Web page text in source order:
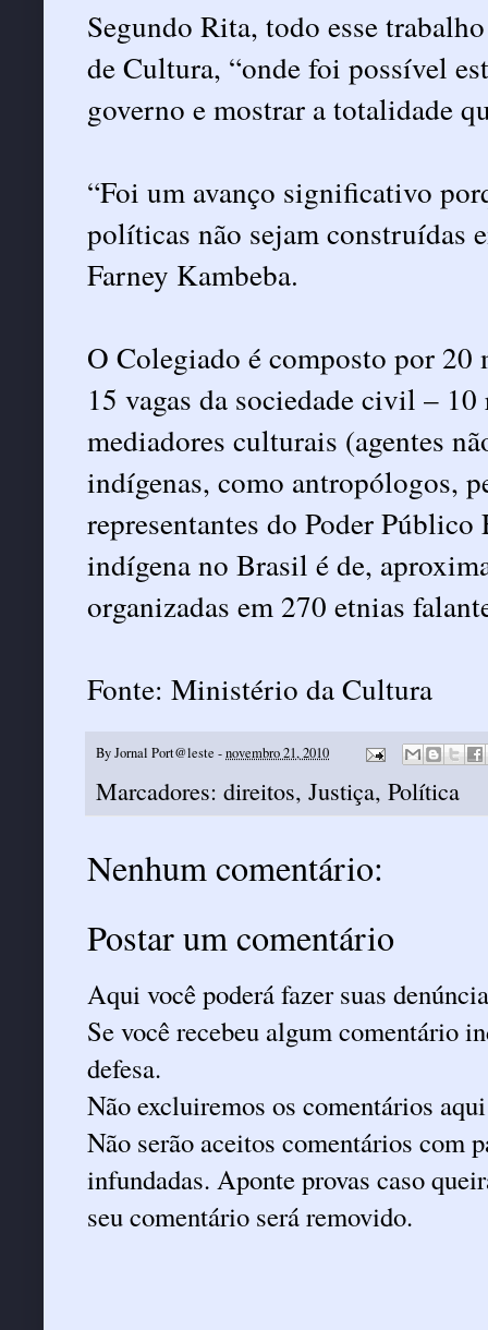
Segundo Rita, todo esse
de Cultura, “onde foi possível
governo e mostrar a totalidade
“Foi um avanço significativo
políticas não sejam construídas
Farney Kambeba.
O Colegiado é composto por 20
15 vagas da sociedade civil –
mediadores culturais (agentes
indígenas, como antropólogos,
representantes do Poder
indígena no Brasil é de,
organizadas em 270 etnias
Fonte: Ministério da Cultura
ByJornal Port@leste -novembro 21, 2010
Marcadores: direitos, Justiça, Política
Nenhum comentário:
Postar um comentário
Aqui você poderá fazer suas
Se você recebeu algum comentário
defesa.
Não excluiremos os comentários
Não serão aceitos comentários com
infundadas. Aponte provas caso
seu comentário será removido.